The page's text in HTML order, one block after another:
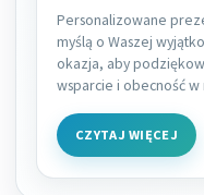
Personalizowane
myślą o Waszej
okazja, aby
wsparcie i obecność w
CZYTAJ WIĘCEJ